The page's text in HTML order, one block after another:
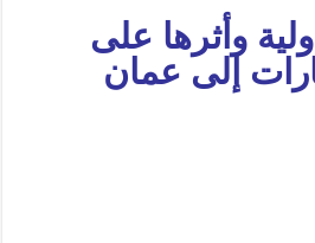
وأثرها على
إلى عمان